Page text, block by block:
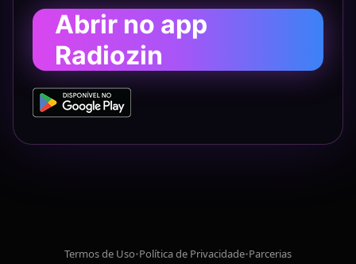
Abrir no app
Radiozin
Termos de Uso•Política de Privacidade•Parcerias